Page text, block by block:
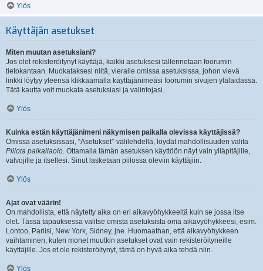
Ylös
Käyttäjän asetukset
Miten muutan asetuksiani?
Jos olet rekisteröitynyt käyttäjä, kaikki asetuksesi tallennetaan foorumin
tietokantaan. Muokataksesi niitä, vieraile omissa asetuksissa, johon vievä
linkki löytyy yleensä klikkaamalla käyttäjänimeäsi foorumin sivujen ylälaidassa.
Tätä kautta voit muokata asetuksiasi ja valintojasi.
Ylös
Kuinka estän käyttäjänimeni näkymisen paikalla olevissa käyttäjissä?
Omissa asetuksissasi, “Asetukset”-välilehdellä, löydät mahdollisuuden valita
Piilota paikallaolo. Ottamalla tämän asetuksen käyttöön näyt vain ylläpitäjille,
valvojille ja itsellesi. Sinut lasketaan piilossa oleviin käyttäjiin.
Ylös
Ajat ovat väärin!
On mahdollista, että näytetty aika on eri aikavyöhykkeeltä kuin se jossa itse
olet. Tässä tapauksessa valitse omista asetuksista oma aikavyöhykkeesi, esim.
Lontoo, Pariisi, New York, Sidney, jne. Huomaathan, että aikavyöhykkeen
vaihtaminen, kuten monet muutkin asetukset ovat vain rekisteröityneille
käyttäjille. Jos et ole rekisteröitynyt, tämä on hyvä aika tehdä niin.
Ylös